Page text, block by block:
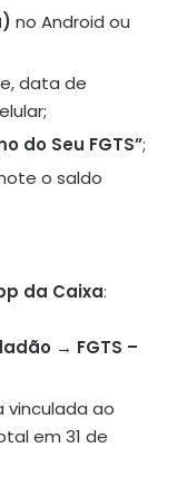
no Android ou
data de
do Seu FGTS”;
o saldo
da Caixa:
→ FGTS –
vinculada ao
em 31 de